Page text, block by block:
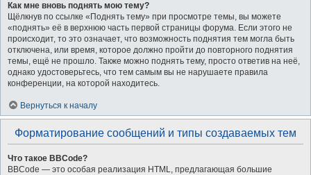
Как мне вновь поднять мою тему?
Щёлкнув по ссылке «Поднять тему» при просмотре темы, вы можете
«поднять» её в верхнюю часть первой страницы форума. Если этого не
происходит, то это означает, что возможность поднятия тем могла быть
отключена, или время, которое должно пройти до повторного поднятия
темы, ещё не прошло. Также можно поднять тему, просто ответив на неё,
однако удостоверьтесь, что тем самым вы не нарушаете правила
конференции, на которой находитесь.
Вернуться к началу
Форматирование сообщений и типы создаваемых тем
Что такое BBCode?
BBCode — это особая реализация HTML, предлагающая большие